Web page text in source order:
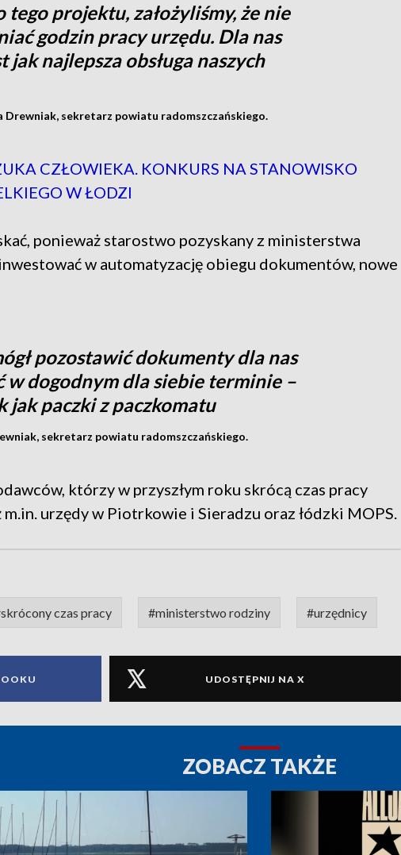
tego projektu, założyliśmy, że nie
godzin pracy urzędu. Dla nas
najlepsza obsługa naszych
Drewniak, sekretarz powiatu radomszczańskiego.
CZŁOWIEKA. KONKURS NA STANOWISKO
W ŁODZI
ponieważ starostwo pozyskany z ministerstwa
w automatyzację obiegu dokumentów, nowe
pozostawić dokumenty dla nas
w dogodnym dla siebie terminie –
jak paczki z paczkomatu
sekretarz powiatu radomszczańskiego.
którzy w przyszłym roku skrócą czas pracy
urzędy w Piotrkowie i Sieradzu oraz łódzki MOPS.
czas pracy #ministerstwo rodziny #urzędnicy
UDOSTĘPNIJ NA X
ZOBACZ TAKŻE